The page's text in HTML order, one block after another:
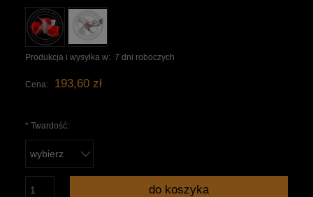
Produkcja i wysyłka w: 7 dni roboczych
Cena: 193,60 zł
* Twardość:
do koszyka